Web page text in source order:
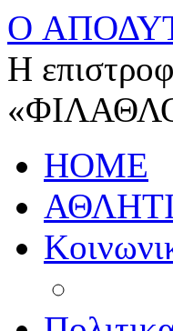
O
Η
HOME